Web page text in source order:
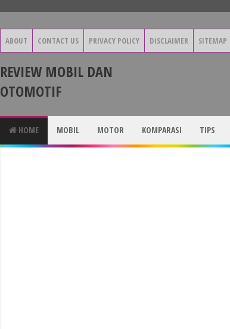
ABOUT CONTACT US PRIVACY POLICY DISCLAIMER SITEMAP
REVIEW MOBIL DAN
OTOMOTIF
HOME MOBIL MOTOR KOMPARASI TIPS